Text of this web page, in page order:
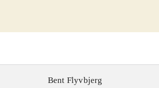
Bent Flyvbjerg